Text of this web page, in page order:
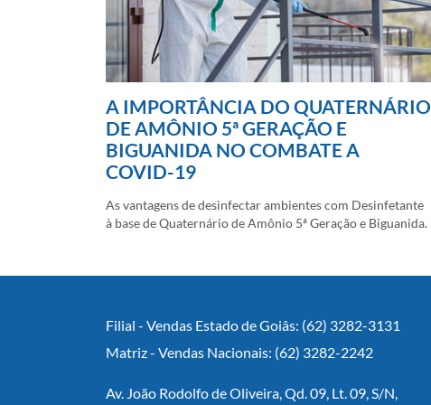
A IMPORTÂNCIA DO QUATERNÁRIO
DE AMÔNIO 5ª GERAÇÃO E
BIGUANIDA NO COMBATE A
COVID-19
As vantagens de desinfectar ambientes com Desinfetante
à base de Quaternário de Amônio 5ª Geração e Biguanida.
Filial - Vendas Estado de Goiâs: (62) 3282-3131
Matriz - Vendas Nacionais: (62) 3282-2242
Av. João Rodolfo de Oliveira, Qd. 09, Lt. 09, S/N,